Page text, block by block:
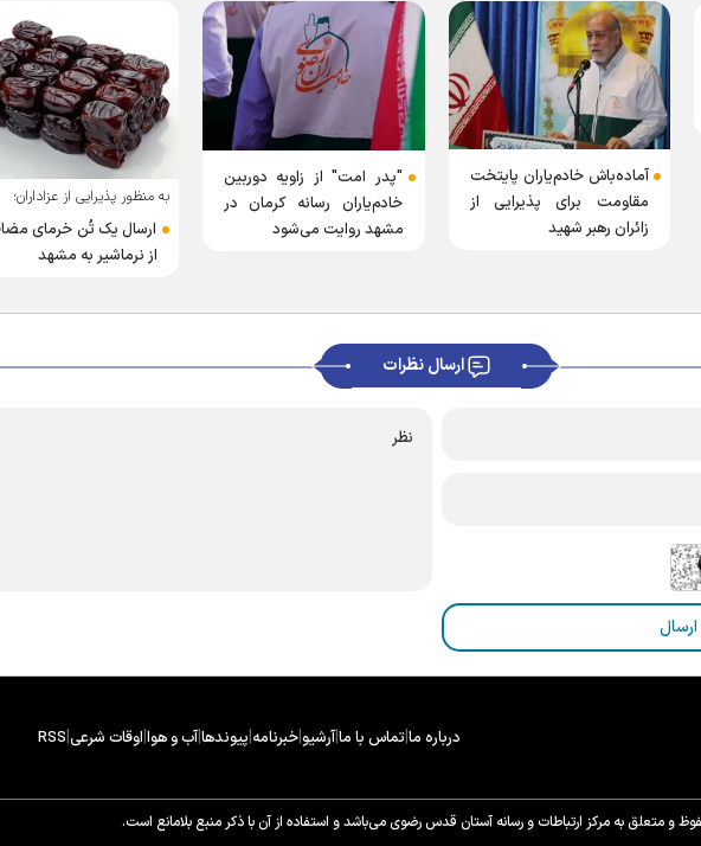
آماده‌باش خادم‌یاران پایتخت
مقاومت برای پذیرایی از
زائران رهبر شهید
"پدر امت" از زاویه دوربین
خادم‌یاران رسانه کرمان در
مشهد روایت می‌شود
به منظور پذیرایی از عزاداران؛
ارسال یک تُن خرمای
از نرماشیر به مشهد
ارسال نظرات
درباره ما|تماس با ما|آرشیو|خبرنامه|پیوندها|آب و هوا|اوقات شرعی|
RSS
متعلق به مرکز ارتباطات و رسانه آستان قدس رضوی می‌باشد و استفاده از آن با ذکر منبع بلامانع است.